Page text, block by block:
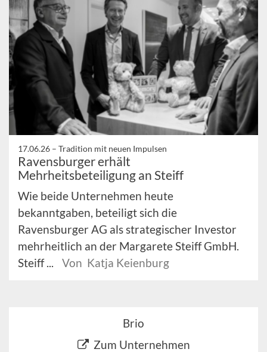
17.06.26 – Tradition mit neuen Impulsen
Ravensburger erhält
Mehrheitsbeteiligung an Steiff
Wie beide Unternehmen heute
bekanntgaben, beteiligt sich die
Ravensburger AG als strategischer Investor
mehrheitlich an der Margarete Steiff GmbH.
Steiff ...
Von Katja Keienburg
Brio
Zum Unternehmen